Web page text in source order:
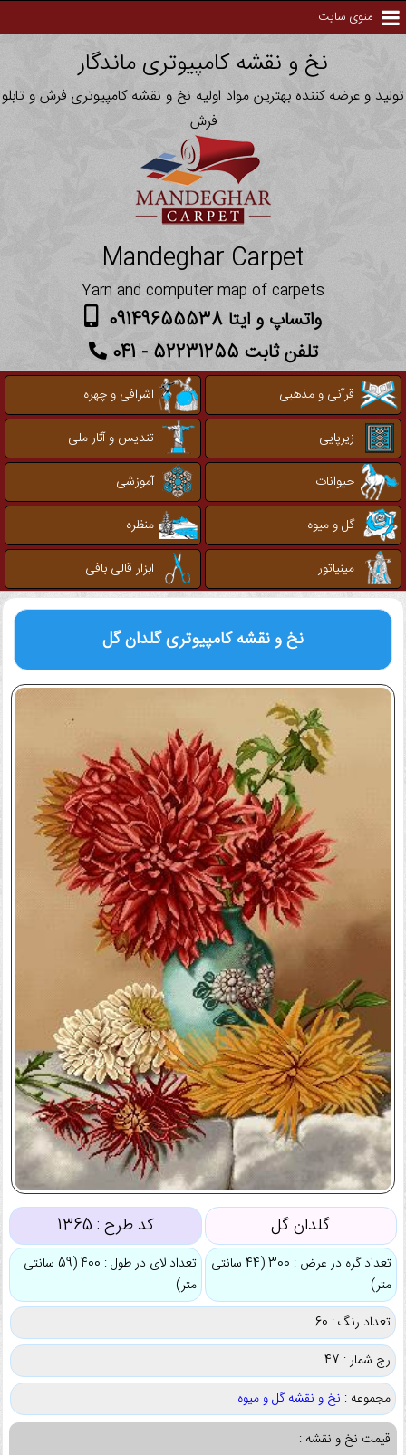
منوی سایت
نخ و نقشه کامپیوتری ماندگار
تولید و عرضه کننده بهترین مواد اولیه نخ و نقشه کامپیوتری فرش و تابلو
فرش
Mandeghar Carpet
Yarn and computer map of carpets
واتساپ و ایتا 09149655538
تلفن ثابت 52231255 - 041
قرآنی و مذهبی
اشرافی و چهره
زیرپایی
تندیس و آثار ملی
حیوانات
آموزشی
گل و میوه
منظره
مینیاتور
ابزار قالی بافی
نخ و نقشه کامپیوتریگلدان گل
گلدان گل کد طرح : 1365
تعداد گره در عرض : 300 (44 سانتی
متر)
تعداد لای در طول : 400 (59 سانتی
متر)
تعداد رنگ : 60
رج شمار : 47
مجموعه : نخ و نقشه گل و میوه
قیمت نخ و نقشه :